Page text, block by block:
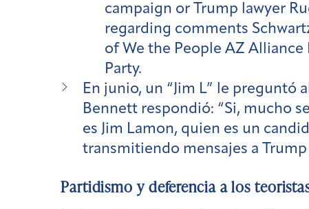
campaign or Trump lawyer
regarding comments
of We the People AZ
Party.
En junio, un “Jim L” le preguntó
Bennett respondió: “Si, mucho
es Jim Lamon, quien es un
transmitiendo mensajes a Trump
Partidismo y deferencia a los